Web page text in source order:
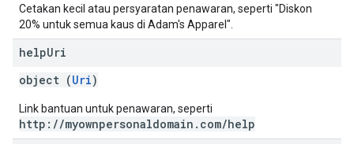
Cetakan kecil atau persyaratan penawaran, seperti "Diskon
20% untuk semua kaus di Adam's Apparel".
helpUri
object (Uri)
Link bantuan untuk penawaran, seperti
http://myownpersonaldomain.com/help